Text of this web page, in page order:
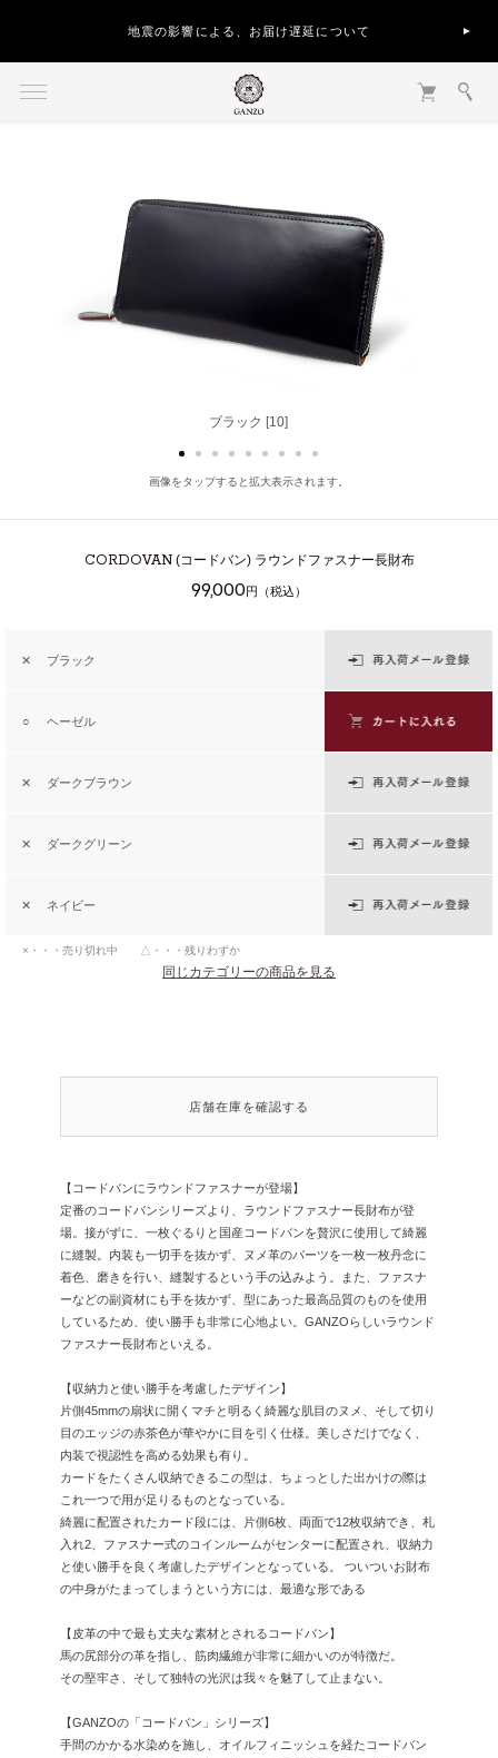
地震の影響による、お届け遅延について
ブラック [10]
ヘーゼル [50]
画像をタップすると拡大表示されます。
CORDOVAN(コードバン) ラウンドファスナー長財布
99,000円（税込）
✕ ブラック
○ ヘーゼル
✕ ダークブラウン
✕ ダークグリーン
✕ ネイビー
×・・・売り切れ中 △・・・残りわずか
同じカテゴリーの商品を見る
店舗在庫を確認する
【コードバンにラウンドファスナーが登場】
定番のコードバンシリーズより、ラウンドファスナー長財布が登
場。接がずに、一枚ぐるりと国産コードバンを贅沢に使用して綺麗
に縫製。内装も一切手を抜かず、ヌメ革のパーツを一枚一枚丹念に
着色、磨きを行い、縫製するという手の込みよう。また、ファスナ
ーなどの副資材にも手を抜かず、型にあった最高品質のものを使用
しているため、使い勝手も非常に心地よい。GANZOらしいラウンド
ファスナー長財布といえる。
【収納力と使い勝手を考慮したデザイン】
片側45mmの扇状に開くマチと明るく綺麗な肌目のヌメ、そして切り
目のエッジの赤茶色が華やかに目を引く仕様。美しさだけでなく、
内装で視認性を高める効果も有り。
カードをたくさん収納できるこの型は、ちょっとした出かけの際は
これ一つで用が足りるものとなっている。
綺麗に配置されたカード段には、片側6枚、両面で12枚収納でき、札
入れ2、ファスナー式のコインルームがセンターに配置され、収納力
と使い勝手を良く考慮したデザインとなっている。 ついついお財布
の中身がたまってしまうという方には、最適な形である
【皮革の中で最も丈夫な素材とされるコードバン】
馬の尻部分の革を指し、筋肉繊維が非常に細かいのが特徴だ。
その堅牢さ、そして独特の光沢は我々を魅了して止まない。
【GANZOの「コードバン」シリーズ】
手間のかかる水染めを施し、オイルフィニッシュを経たコードバン